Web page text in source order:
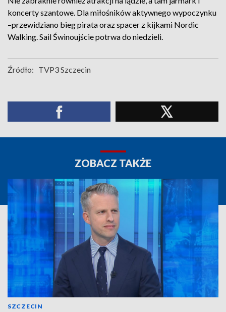
koncerty szantowe. Dla miłośników aktywnego wypoczynku
–przewidziano bieg pirata oraz spacer z kijkami Nordic
Walking. Sail Świnoujście potrwa do niedzieli.
Źródło: TVP3 Szczecin
ZOBACZ TAKŻE
SZCZECIN